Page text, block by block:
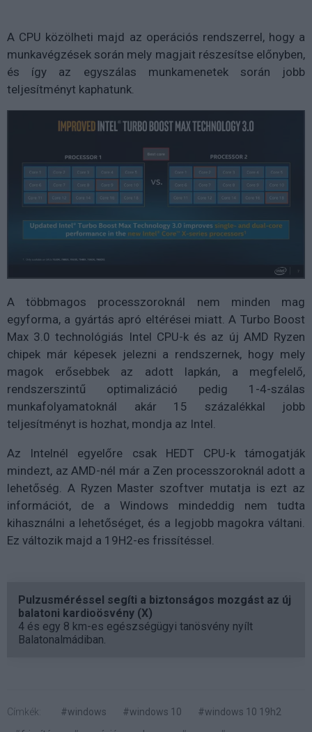
A CPU közölheti majd az operációs rendszerrel, hogy a
munkavégzések során mely magjait részesítse előnyben,
és így az egyszálas munkamenetek során jobb
teljesítményt kaphatunk.
A többmagos processzoroknál nem minden mag
egyforma, a gyártás apró eltérései miatt. A Turbo Boost
Max 3.0 technológiás Intel CPU-k és az új AMD Ryzen
chipek már képesek jelezni a rendszernek, hogy mely
magok erősebbek az adott lapkán, a megfelelő,
rendszerszintű optimalizáció pedig 1-4-szálas
munkafolyamatoknál akár 15 százalékkal jobb
teljesítményt is hozhat, mondja az Intel.
Az Intelnél egyelőre csak HEDT CPU-k támogatják
mindezt, az AMD-nél már a Zen processzoroknál adott a
lehetőség. A Ryzen Master szoftver mutatja is ezt az
információt, de a Windows mindeddig nem tudta
kihasználni a lehetőséget, és a legjobb magokra váltani.
Ez változik majd a 19H2-es frissítéssel.
Pulzusméréssel segíti a biztonságos mozgást az új
balatoni kardioösvény (X)
4 és egy 8 km-es egészségügyi tanösvény nyílt
Balatonalmádiban.
Címkék: #windows #windows 10
#windows 10 19h2